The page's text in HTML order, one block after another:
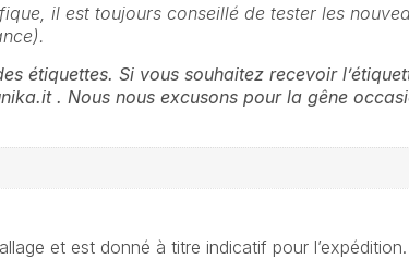
il est toujours conseillé de tester les
étiquettes. Si vous souhaitez recevoir
. Nous nous excusons pour la gêne
et est donné à titre indicatif pour